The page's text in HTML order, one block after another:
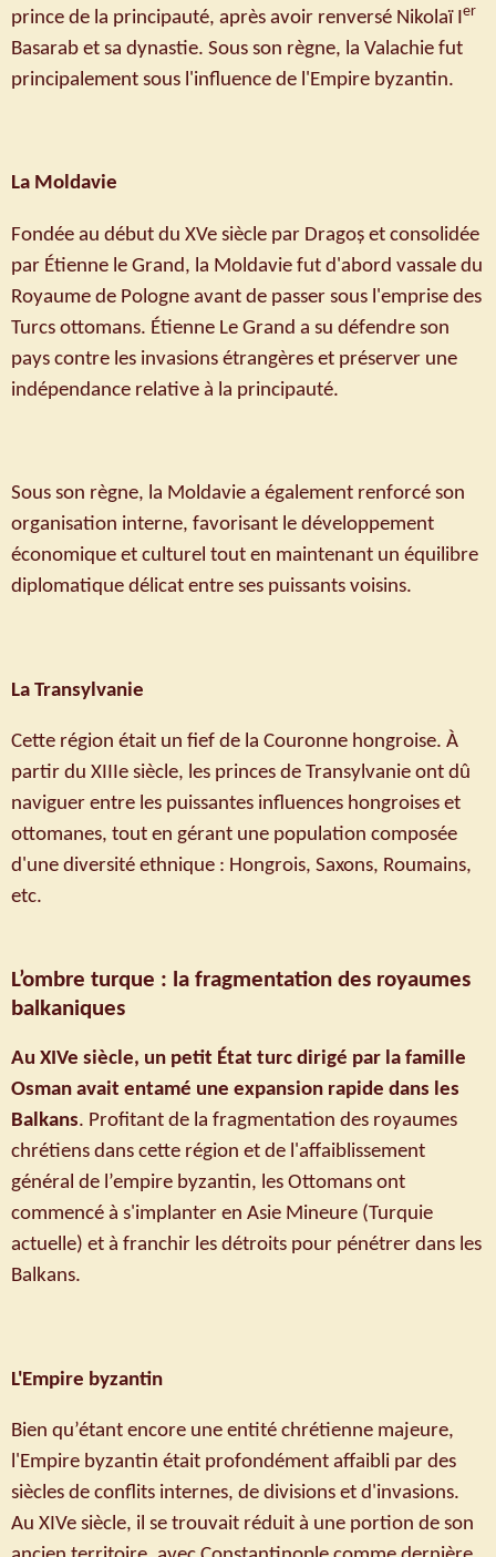
prince de la principauté, après avoir renversé Nikolaï Ier
Basarab et sa dynastie. Sous son règne, la Valachie fut
principalement sous l'influence de l'Empire byzantin.
La Moldavie
Fondée au début du XVe siècle par Dragoș et consolidée
par Étienne le Grand, la Moldavie fut d'abord vassale du
Royaume de Pologne avant de passer sous l'emprise des
Turcs ottomans. Étienne Le Grand a su défendre son
pays contre les invasions étrangères et préserver une
indépendance relative à la principauté.
Sous son règne, la Moldavie a également renforcé son
organisation interne, favorisant le développement
économique et culturel tout en maintenant un équilibre
diplomatique délicat entre ses puissants voisins.
La Transylvanie
Cette région était un fief de la Couronne hongroise. À
partir du XIIIe siècle, les princes de Transylvanie ont dû
naviguer entre les puissantes influences hongroises et
ottomanes, tout en gérant une population composée
d'une diversité ethnique : Hongrois, Saxons, Roumains,
etc.
L’ombre turque : la fragmentation des royaumes
balkaniques
Au XIVe siècle, un petit État turc dirigé par la famille
Osman avait entamé une expansion rapide dans les
Balkans. Profitant de la fragmentation des royaumes
chrétiens dans cette région et de l'affaiblissement
général de l’empire byzantin, les Ottomans ont
commencé à s'implanter en Asie Mineure (Turquie
actuelle) et à franchir les détroits pour pénétrer dans les
Balkans.
L'Empire byzantin
Bien qu’étant encore une entité chrétienne majeure,
l'Empire byzantin était profondément affaibli par des
siècles de conflits internes, de divisions et d'invasions.
Au XIVe siècle, il se trouvait réduit à une portion de son